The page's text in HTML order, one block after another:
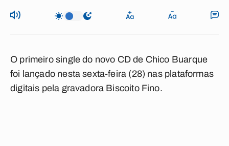
O primeiro single do novo CD de Chico Buarque
foi lançado nesta sexta-feira (28) nas plataformas
digitais pela gravadora Biscoito Fino.